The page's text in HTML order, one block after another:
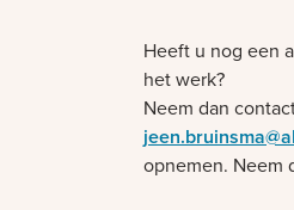
Heeft u nog een
het werk?
Neem dan
opnemen. Neem